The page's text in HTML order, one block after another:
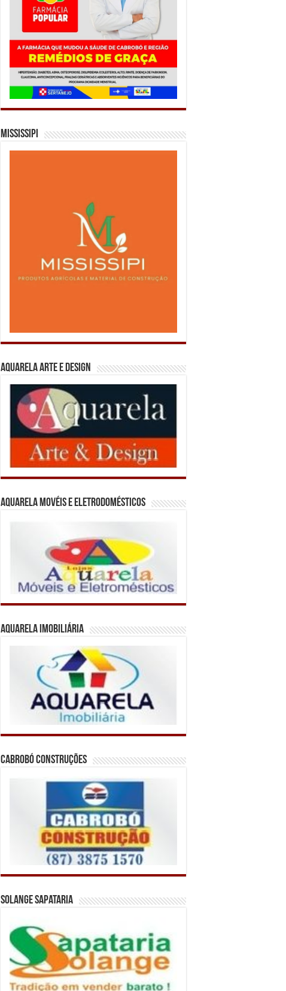
Mississipi
Aquarela Arte e Design
Aquarela Movéis e Eletrodomésticos
Aquarela Imobiliária
Cabrobó Construções
Solange Sapataria